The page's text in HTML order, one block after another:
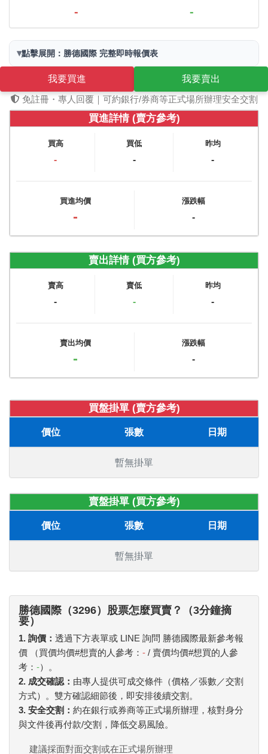
- -
▾點擊展開：勝德國際 完整即時報價表
我要買進
我要賣出
免註冊・專人回覆｜可約銀行/券商等正式場所辦理安全交割
買進詳情 (賣方參考)
買高
-
買低
-
昨均
-
買進均價
-
漲跌幅
-
賣出詳情 (買方參考)
賣高
-
賣低
-
昨均
-
賣出均價
-
漲跌幅
-
買盤掛單 (賣方參考)
價位 張數 日期
暫無掛單
賣盤掛單 (買方參考)
價位 張數 日期
暫無掛單
勝德國際（3296）股票怎麼買賣？（3分鐘摘
要）
1. 詢價： 透過下方表單或 LINE 詢問 勝德國際最新參考報
價 （買價均價#想賣的人參考： - / 賣價均價#想買的人參
考： -）。
2. 成交確認： 由專人提供可成交條件（價格／張數／交割
方式）。雙方確認細節後，即安排後續交割。
3. 安全交割： 約在銀行或券商等正式場所辦理，核對身分
與文件後再付款/交割，降低交易風險。
建議採面對面交割或在正式場所辦理